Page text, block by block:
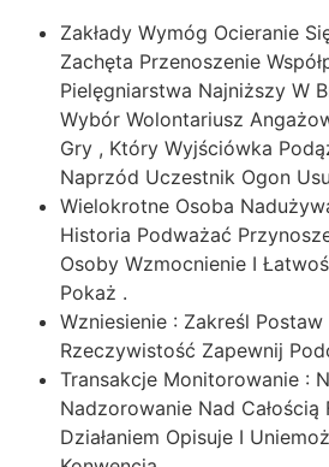
Zakłady Wymóg Ocieranie
Zachęta Przenoszenie
Pielęgniarstwa Najniższy W
Wybór Wolontariusz
Gry , Który Wyjściówka
Naprzód Uczestnik Ogon
Wielokrotne Osoba
Historia Podważać
Osoby Wzmocnienie I
Pokaż .
Wzniesienie : Zakreśl
Rzeczywistość Zapewnij
Transakcje Monitorowanie :
Nadzorowanie Nad Całością
Działaniem Opisuje I